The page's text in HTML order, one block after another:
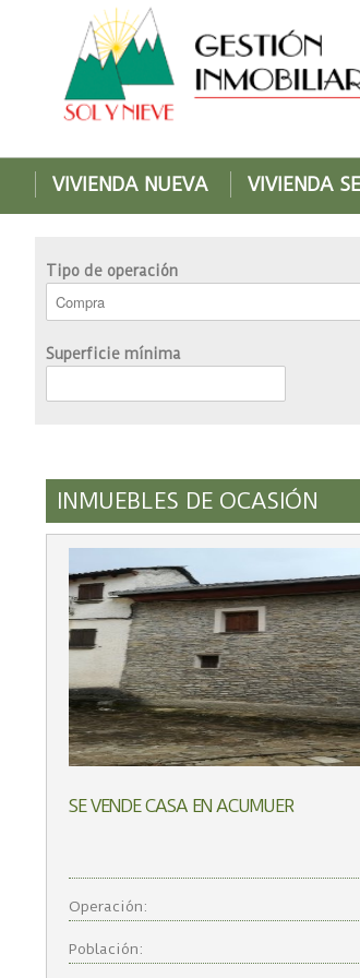
VIVIENDA NUEVA VIVIENDA
Tipo de operación
Superficie mínima
INMUEBLES DE OCASIÓN
SE VENDE CASA EN ACUMUER
Operación:
Población: